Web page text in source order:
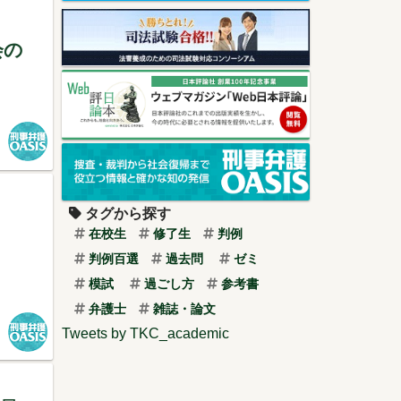
タグから探す
在校生 修了生
判例
判例百選
過去問
ゼミ
模試
過ごし方
参考書
弁護士
雑誌・論文
Tweets by TKC_academic